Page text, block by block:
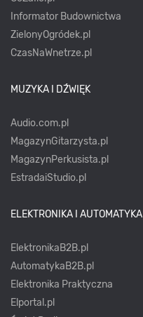
Informator Budownictwa
ZielonyOgródek.pl
CzasNaWnetrze.pl
MUZYKA I DŹWIĘK
Audio.com.pl
MagazynGitarzysta.pl
MagazynPerkusista.pl
EstradaiStudio.pl
ELEKTRONIKA I AUTOMATYKA
ElektronikaB2B.pl
AutomatykaB2B.pl
Elektronika Praktyczna
Elportal.pl